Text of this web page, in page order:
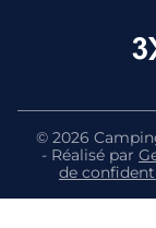
© 2026
- Réalisé par
de